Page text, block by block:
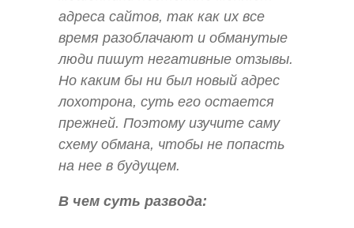
адреса сайтов, так как их все
время разоблачают и обманутые
люди пишут негативные отзывы.
Но каким бы ни был новый адрес
лохотрона, суть его остается
прежней. Поэтому изучите саму
схему обмана, чтобы не попасть
на нее в будущем.
В чем суть развода: